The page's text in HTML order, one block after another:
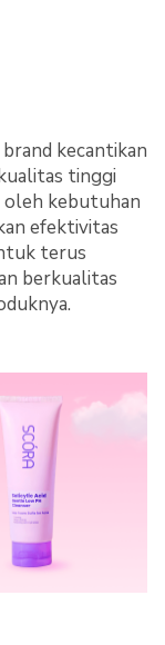
kecantikan
tinggi
oleh kebutuhan
efektivitas
terus
berkualitas